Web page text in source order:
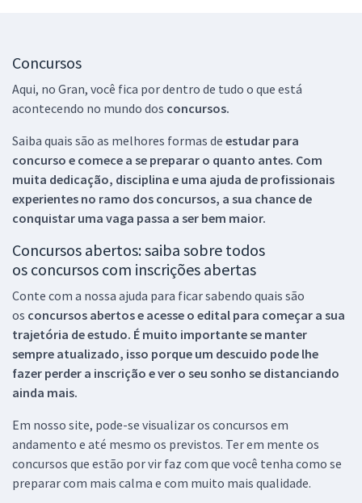
Concursos
Aqui, no Gran, você fica por dentro de tudo o que está
acontecendo no mundo dos concursos.
Saiba quais são as melhores formas de estudar para
concurso e comece a se preparar o quanto antes. Com
muita dedicação, disciplina e uma ajuda de profissionais
experientes no ramo dos concursos, a sua chance de
conquistar uma vaga passa a ser bem maior.
Concursos abertos: saiba sobre todos
os concursos com inscrições abertas
Conte com a nossa ajuda para ficar sabendo quais são
os concursos abertos e acesse o edital para começar a sua
trajetória de estudo. É muito importante se manter
sempre atualizado, isso porque um descuido pode lhe
fazer perder a inscrição e ver o seu sonho se distanciando
ainda mais.
Em nosso site, pode-se visualizar os concursos em
andamento e até mesmo os previstos. Ter em mente os
concursos que estão por vir faz com que você tenha como se
preparar com mais calma e com muito mais qualidade.